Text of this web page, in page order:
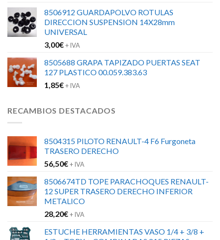
8506912 GUARDAPOLVO ROTULAS
DIRECCION SUSPENSION 14X28mm
UNIVERSAL
3,00€+ IVA
8505688 GRAPA TAPIZADO PUERTAS SEAT
127 PLASTICO 00.059.383.63
1,85€+ IVA
RECAMBIOS DESTACADOS
8504315 PILOTO RENAULT-4 F6 Furgoneta
TRASERO DERECHO
56,50€+ IVA
8506674TD TOPE PARACHOQUES RENAULT-
12 SUPER TRASERO DERECHO INFERIOR
METALICO
28,20€+ IVA
ESTUCHE HERRAMIENTAS VASO 1/4 + 3/8 +